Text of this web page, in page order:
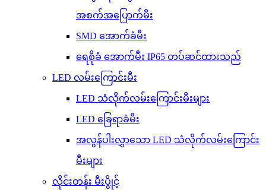
အစက်အပြောက်မီး
SMD အောက်ခံမီး
ရေစိုခံ အောက်မီး IP65 တပ်ဆင်ထားသည်
LED လမ်းကြောင်းမီး
LED သံလိုက်လမ်းကြောင်းမီးများ
LED ခြေရာခံမီး
အလွန်ပါးလွှာသော LED သံလိုက်လမ်းကြောင်း
မီးများ
လိုင်းတန်း မီးပွိုင့်